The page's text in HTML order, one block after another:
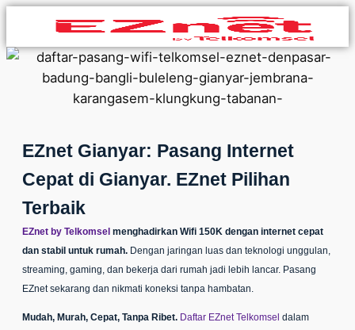
EZnet Gianyar: Pasang Internet
Cepat di Gianyar. EZnet Pilihan
Terbaik
EZnet by Telkomsel menghadirkan Wifi 150K dengan internet cepat
dan stabil untuk rumah. Dengan jaringan luas dan teknologi unggulan,
streaming, gaming, dan bekerja dari rumah jadi lebih lancar. Pasang
EZnetsekarang dan nikmati koneksi tanpa hambatan.
Mudah, Murah, Cepat, Tanpa Ribet. Daftar EZnet Telkomsel dalam